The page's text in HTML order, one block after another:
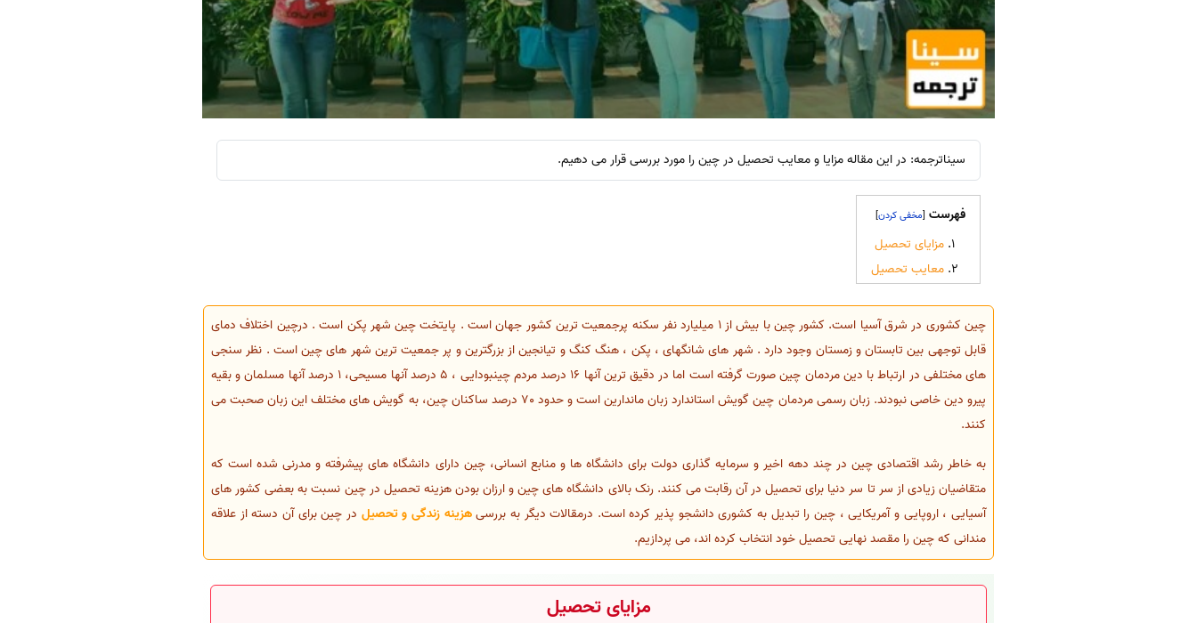
سیناترجمه: در این مقاله مزایا و معایب تحصیل در چین را مورد بررسی قرار می دهیم.
فهرست [
]
مزایای تحصیل
معایب تحصیل
چین کشوری در شرق آسیا است. کشور چین با بیش از 1 میلیارد نفر سکنه پرجمعیت ترین کشور جهان است . پایتخت چین شهر پکن است . درچین اختلاف دمای
قابل توجهی بین تابستان و زمستان وجود دارد . شهر های شانگهای ، پکن ، هنگ کنگ و تیانجین از بزرگترین و پر جمعیت ترین شهر های چین است . نظر سنجی
های مختلفی در ارتباط با دین مردمان چین صورت گرفته است اما در دقیق ترین آنها 16 درصد مردم چینبودایی ، 5 درصد آنها مسیحی، 1 درصد آنها مسلمان و بقیه
پیرو دین خاصی نبودند. زبان رسمی مردمان چین گویش استاندارد زبان ماندارین است و حدود 70 درصد ساکنان چین، به گویش های مختلف این زبان صحبت می
کنند.
به خاطر رشد اقتصادی چین در چند دهه اخیر و سرمایه گذاری دولت برای دانشگاه ها و منابع انسانی، چین دارای دانشگاه های پیشرفته و مدرنی شده است که
متقاضیان زیادی از سر تا سر دنیا برای تحصیل در آن رقابت می کنند. رنک بالای دانشگاه های چین و ارزان بودن هزینه تحصیل در چین نسبت به بعضی کشور های
آسیایی ، اروپایی و آمریکایی ، چین را تبدیل به کشوری دانشجو پذیر کرده است. درمقالات دیگر به بررسیهزینه زندگی و تحصیل در چین برای آن دسته از علاقه
مندانی که چین را مقصد نهایی تحصیل خود انتخاب کرده اند، می پردازیم.
مزایای تحصیل